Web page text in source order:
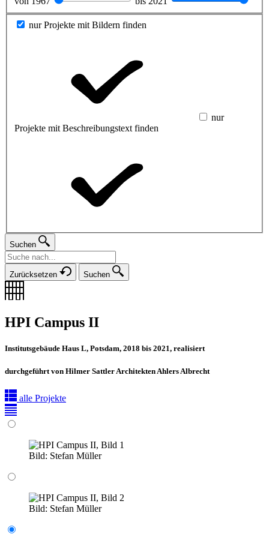
nur Projekte mit Bildern finden
nur
Projekte mit Beschreibungstext finden
Suchen
Zurücksetzen Suchen
HPI Campus II
Institutsgebäude Haus L, Potsdam, 2018 bis 2021, realisiert
durchgeführt von Hilmer Sattler Architekten Ahlers Albrecht
alle Projekte
Bild: Stefan Müller
Bild: Stefan Müller